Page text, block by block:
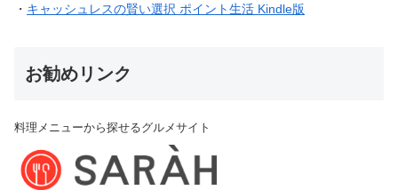
・ キャッシュレスの賢い選択 ポイント生活 Kindle版
お勧めリンク
料理メニューから探せるグルメサイト